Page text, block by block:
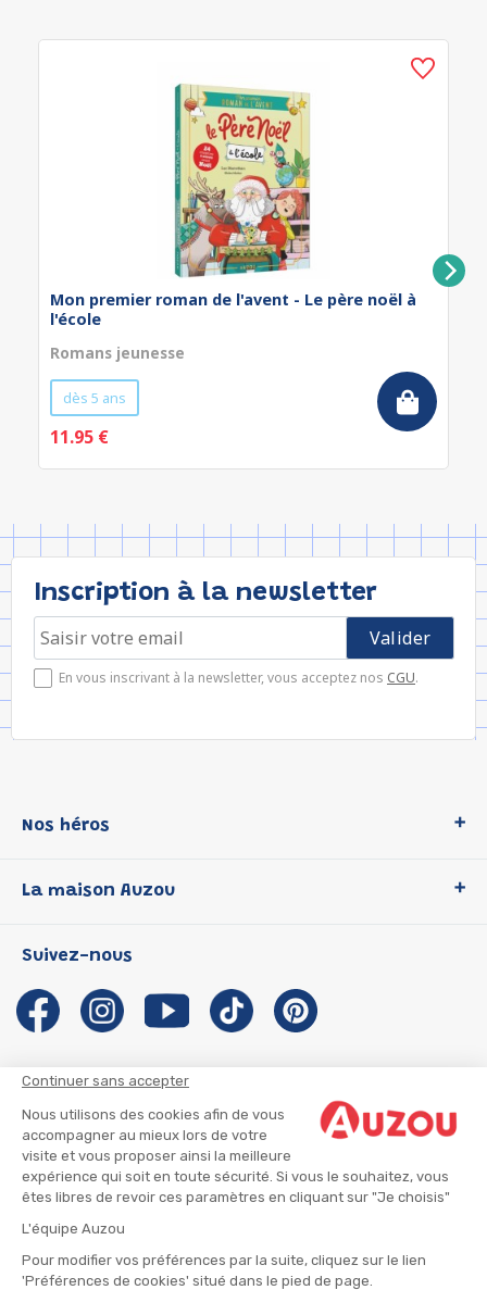
Continuer sans accepter
Nous utilisons des cookies afin de vous
accompagner au mieux lors de votre
visite et vous proposer ainsi la meilleure
expérience qui soit en toute sécurité. Si vous le souhaitez, vous
êtes libres de revoir ces paramètres en cliquant sur "Je choisis"
L'équipe Auzou
Pour modifier vos préférences par la suite, cliquez sur le lien
'Préférences de cookies' situé dans le pied de page.
Mon premier roman de l'avent - Le père noël à
l'école
Romans jeunesse
dès 5 ans
11.95 €
Inscription à la newsletter
En vous inscrivant à la newsletter, vous acceptez nos CGU.
Nos héros
P'tit Loup
Les Influenceuses
Migali
Petite Taupe
La maison Auzou
Notre histoire
Auzou s'engage
Auteurs et illustrateurs Auzou
Suivre mon colis
Infos consommateur
Suivez-nous
CGU
CGV
Mentions légales